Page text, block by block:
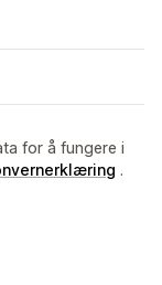
for å fungere i
.